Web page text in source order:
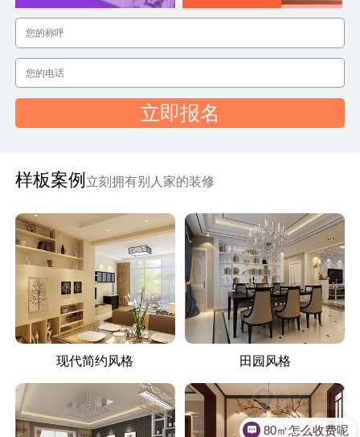
立即报名
样板案例 立刻拥有别人家的装修
现代简约风格 田园风格
80㎡怎么收费呢